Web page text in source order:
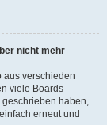
nicht mehr
aus verschieden
viele Boards
haben,
erneut und